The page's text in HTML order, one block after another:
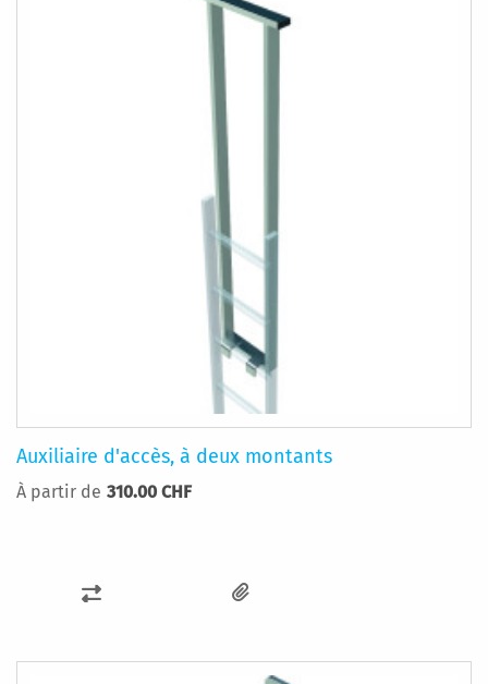
Auxiliaire d'accès, à deux montants
À partir de 310.00 CHF
AJOUTER
COMPARATEUR